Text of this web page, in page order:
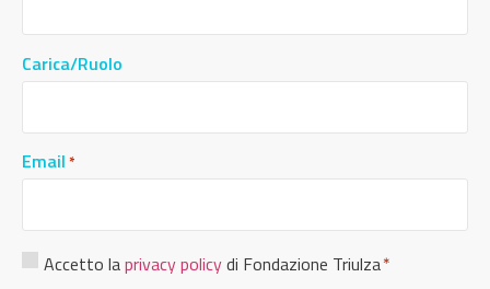
Carica/Ruolo
Email *
Consenso
Accetto laprivacy policydi Fondazione Triulza*